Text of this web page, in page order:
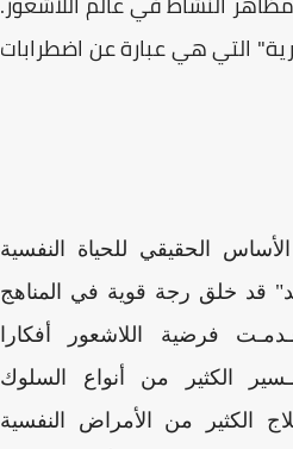
التي هي عبارة عن اضطرابات
الحقيقي للحياة النفسية
قد خلق رجة قوية في المناهج
فرضية اللاشعور أفكارا
الكثير من أنواع السلوك
من الأمراض النفسية